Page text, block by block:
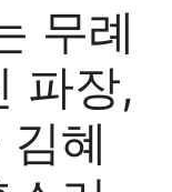
무례
파장,
혜